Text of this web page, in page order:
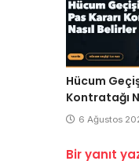
Hücum
Kontratağı
6 Ağustos
Bir yanıt